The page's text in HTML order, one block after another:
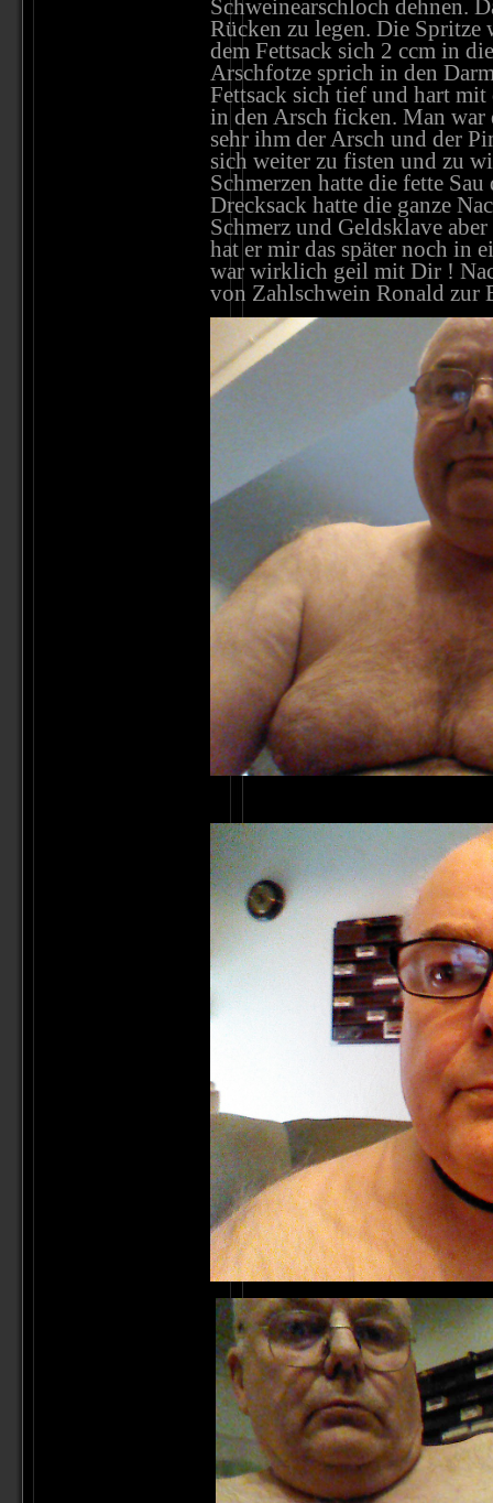
Schweinearschloch dehnen.
Rücken zu legen. Die Spritze
dem Fettsack sich 2 ccm in
Arschfotze sprich in den
Fettsack sich tief und hart
in den Arsch ficken. Man war
sehr ihm der Arsch und der
sich weiter zu fisten und zu
Schmerzen hatte die fette
Drecksack hatte die ganze
Schmerz und Geldsklave
hat er mir das später noch in
war wirklich geil mit Dir !
von Zahlschwein Ronald zur